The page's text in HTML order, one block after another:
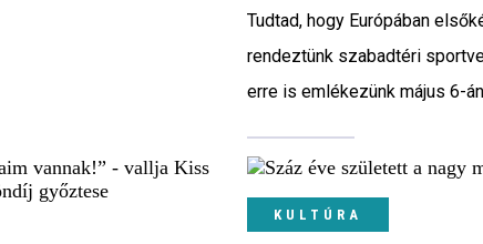
Tudtad, hogy Európában
rendeztünk szabadtéri
erre is emlékezünk május 6-
KULTÚRA